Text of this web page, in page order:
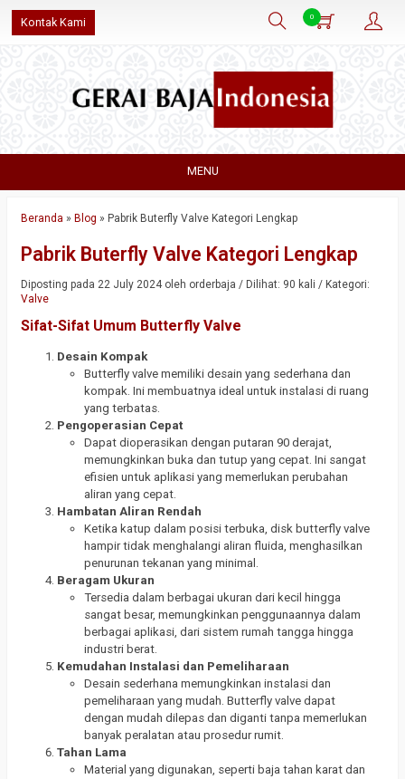
Kontak Kami 0
MENU
Beranda » Blog » Pabrik Buterfly Valve Kategori Lengkap
Pabrik Buterfly Valve Kategori Lengkap
Diposting pada 22 July 2024 oleh orderbaja / Dilihat: 90 kali / Kategori:
Valve
Sifat-Sifat Umum Butterfly Valve
Desain Kompak
Butterfly valve memiliki desain yang sederhana dan
kompak. Ini membuatnya ideal untuk instalasi di ruang
yang terbatas.
Pengoperasian Cepat
Dapat dioperasikan dengan putaran 90 derajat,
memungkinkan buka dan tutup yang cepat. Ini sangat
efisien untuk aplikasi yang memerlukan perubahan
aliran yang cepat.
Hambatan Aliran Rendah
Ketika katup dalam posisi terbuka, disk butterfly valve
hampir tidak menghalangi aliran fluida, menghasilkan
penurunan tekanan yang minimal.
Beragam Ukuran
Tersedia dalam berbagai ukuran dari kecil hingga
sangat besar, memungkinkan penggunaannya dalam
berbagai aplikasi, dari sistem rumah tangga hingga
industri berat.
Kemudahan Instalasi dan Pemeliharaan
Desain sederhana memungkinkan instalasi dan
pemeliharaan yang mudah. Butterfly valve dapat
dengan mudah dilepas dan diganti tanpa memerlukan
banyak peralatan atau prosedur rumit.
Tahan Lama
Material yang digunakan, seperti baja tahan karat dan